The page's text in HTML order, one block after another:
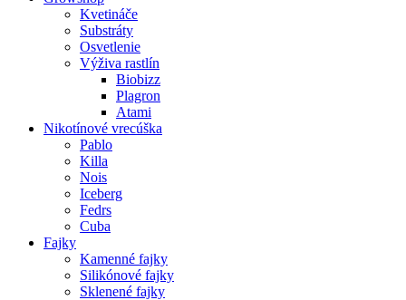
Kvetináče
Substráty
Osvetlenie
Výživa rastlín
Biobizz
Plagron
Atami
Nikotínové vrecúška
Pablo
Killa
Nois
Iceberg
Fedrs
Cuba
Fajky
Kamenné fajky
Silikónové fajky
Sklenené fajky